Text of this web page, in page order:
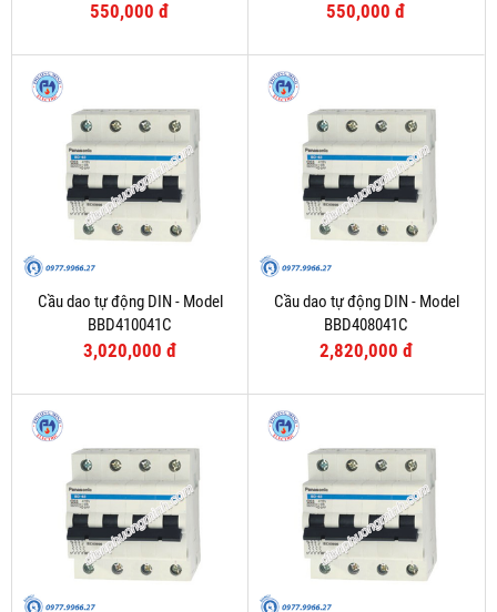
550,000 đ 550,000 đ
Cầu dao tự động DIN - Model
BBD410041C
3,020,000 đ
Cầu dao tự động DIN - Model
BBD408041C
2,820,000 đ